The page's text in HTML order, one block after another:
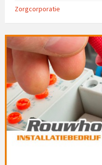
Zorgcorporatie